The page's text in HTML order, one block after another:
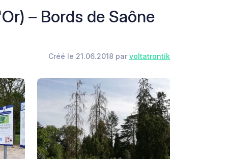
– Bords de Saône
Créé le 21.06.2018 par voltatrontik